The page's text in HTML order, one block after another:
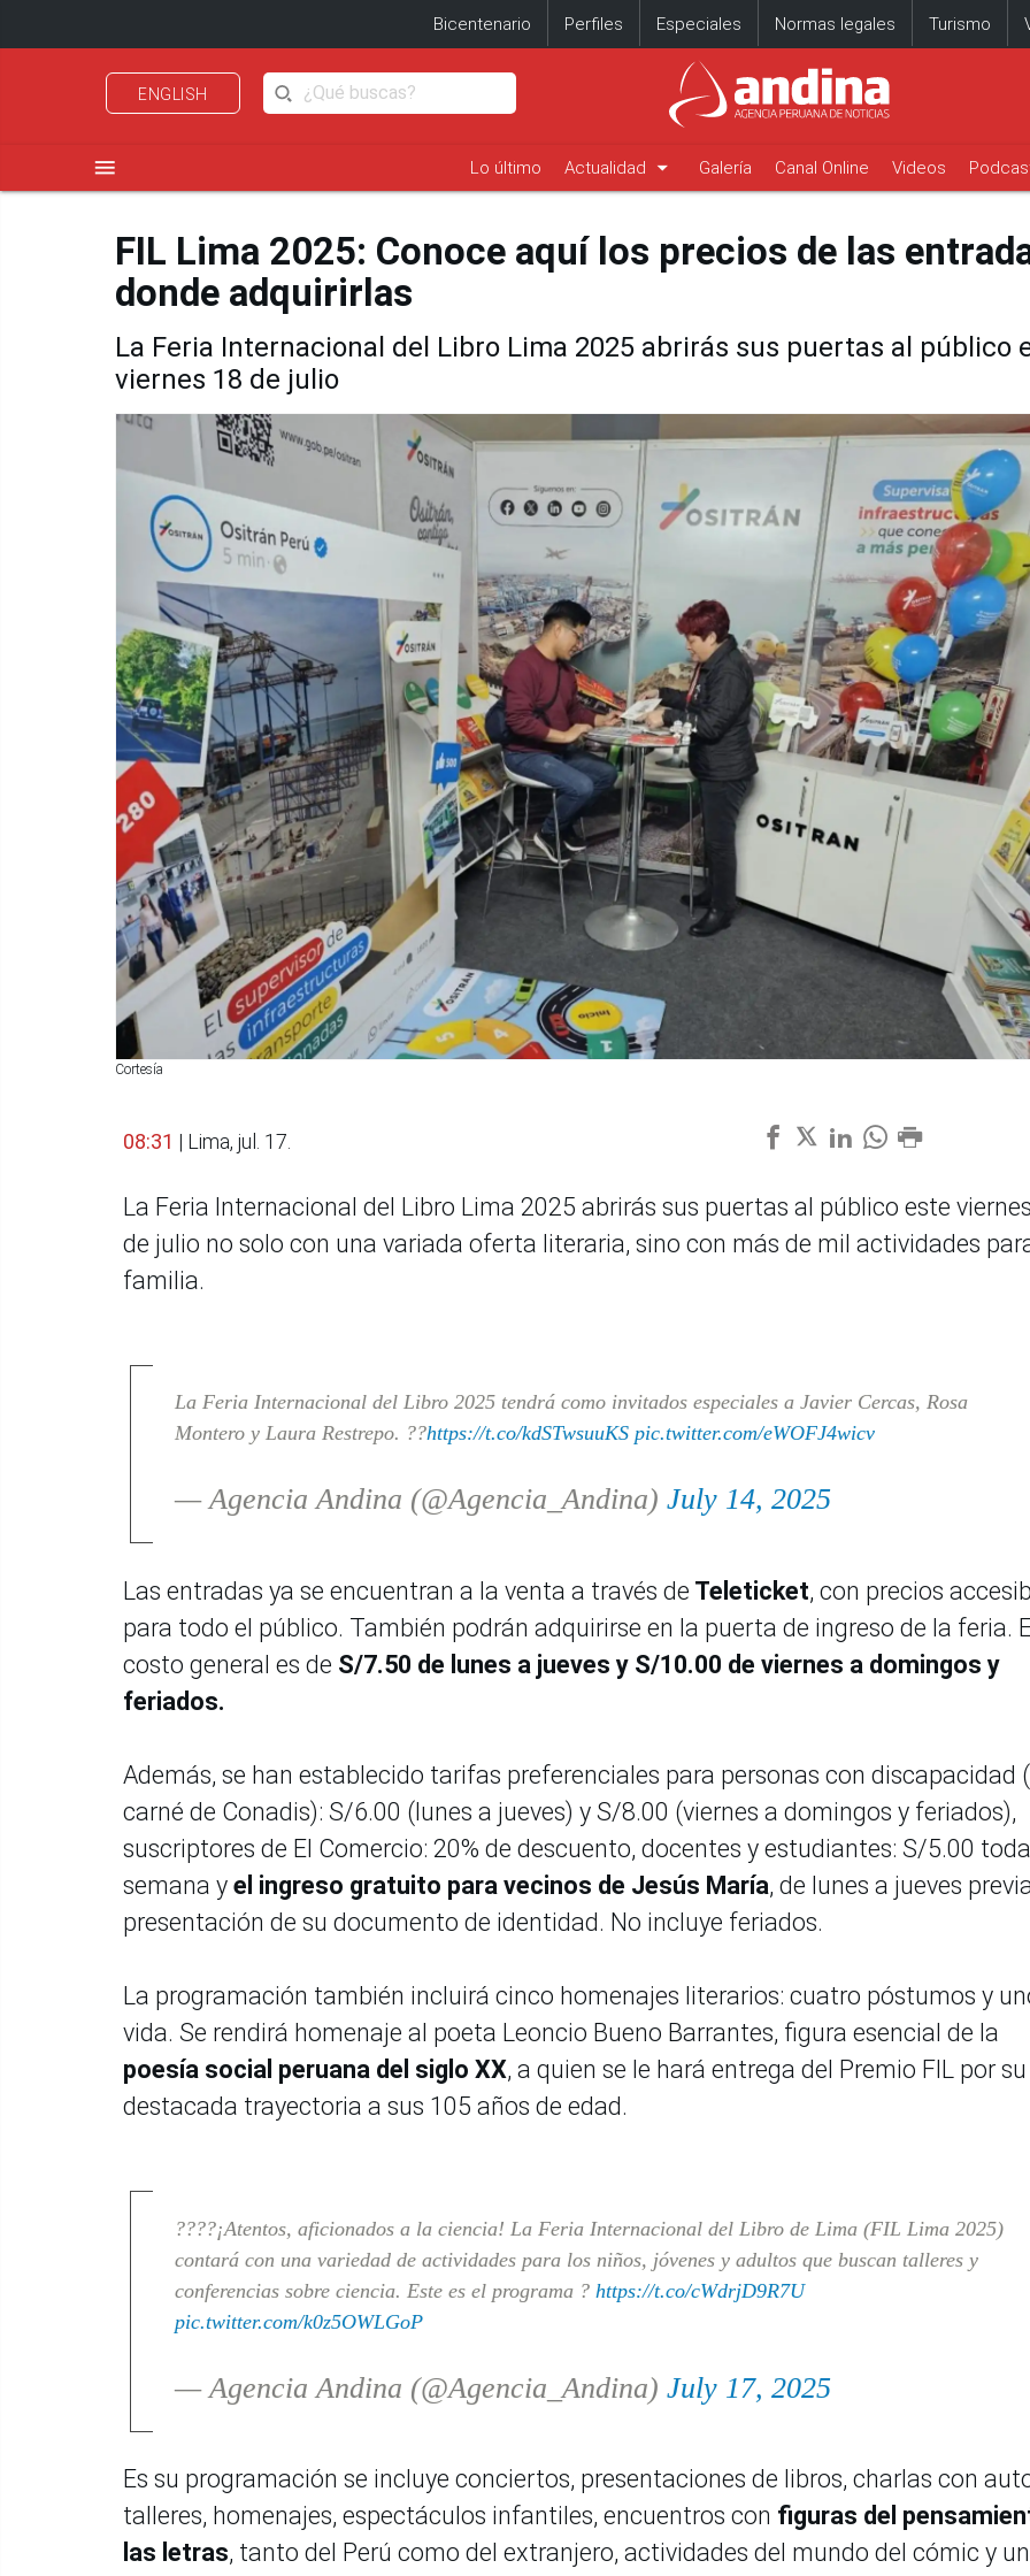
Bicentenario Perfiles Especiales Normas legales Turismo
ENGLISH
menu Lo último Actualidad arrow_drop_down Galería Canal Online Videos
FIL Lima 2025: Conoce aquí los precios de las
donde adquirirlas
La Feria Internacional del Libro Lima 2025 abrirás sus puertas al público
viernes 18 de julio
Cortesía
08:31 | Lima, jul. 17.
La Feria Internacional del Libro Lima 2025 abrirás sus puertas al público este
de julio no solo con una variada oferta literaria, sino con más de mil actividades
familia.
La Feria Internacional del Libro 2025 tendrá como invitados especiales a Javier Cercas, Rosa
Montero y Laura Restrepo. ??https://t.co/kdSTwsuuKS pic.twitter.com/eWOFJ4wicv
— Agencia Andina (@Agencia_Andina) July 14, 2025
Las entradas ya se encuentran a la venta a través de Teleticket, con precios
para todo el público. También podrán adquirirse en la puerta de ingreso de la feria.
costo general es de S/7.50 de lunes a jueves y S/10.00 de viernes a domingos y
feriados.
Además, se han establecido tarifas preferenciales para personas con discapacidad
carné de Conadis): S/6.00 (lunes a jueves) y S/8.00 (viernes a domingos y feriados),
suscriptores de El Comercio: 20% de descuento, docentes y estudiantes: S/5.00
semana y el ingreso gratuito para vecinos de Jesús María, de lunes a jueves
presentación de su documento de identidad. No incluye feriados.
La programación también incluirá cinco homenajes literarios: cuatro póstumos y
vida. Se rendirá homenaje al poeta Leoncio Bueno Barrantes, figura esencial de la
poesía social peruana del siglo XX, a quien se le hará entrega del Premio FIL por su
destacada trayectoria a sus 105 años de edad.
????¡Atentos, aficionados a la ciencia! La Feria Internacional del Libro de Lima (FIL Lima 2025)
contará con una variedad de actividades para los niños, jóvenes y adultos que buscan talleres y
conferencias sobre ciencia. Este es el programa ? https://t.co/cWdrjD9R7U
pic.twitter.com/k0z5OWLGoP
— Agencia Andina (@Agencia_Andina) July 17, 2025
Es su programación se incluye conciertos, presentaciones de libros, charlas con
talleres, homenajes, espectáculos infantiles, encuentros con figuras del
las letras, tanto del Perú como del extranjero, actividades del mundo del cómic y